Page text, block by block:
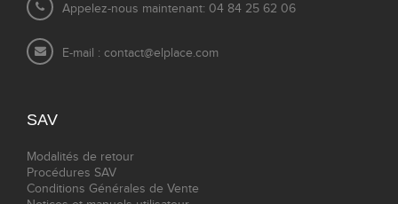
Appelez-nous maintenant: 04 84 25 62 06
E-mail : contact@elplace.com
SAV
Modalités de retour
Procédures SAV
Conditions Générales de Vente